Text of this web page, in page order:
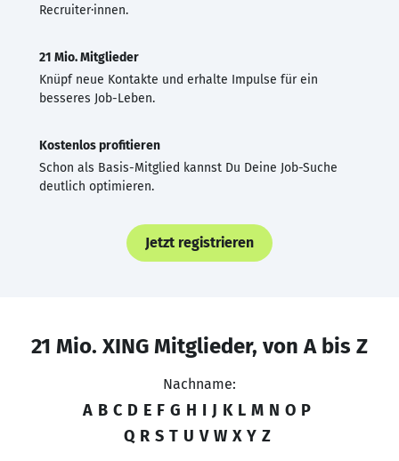
Recruiter·innen.
21 Mio. Mitglieder
Knüpf neue Kontakte und erhalte Impulse für ein
besseres Job-Leben.
Kostenlos profitieren
Schon als Basis-Mitglied kannst Du Deine Job-Suche
deutlich optimieren.
Jetzt registrieren
21 Mio. XING Mitglieder, von A bis Z
Nachname:
A B C D E F G H I J K L M N O P
Q R S T U V W X Y Z